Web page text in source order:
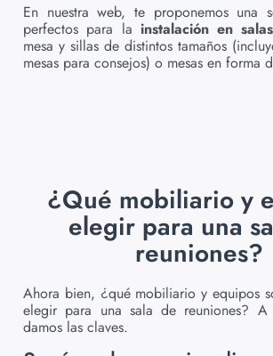
En nuestra web, te proponemos una
perfectos para la instalación en
mesa y sillas de distintos tamaños
mesas para consejos) o mesas en forma
¿Qué mobiliario y
elegir para una
reuniones?
Ahora bien, ¿qué mobiliario y equipos
elegir para una sala de reuniones? A
damos las claves.